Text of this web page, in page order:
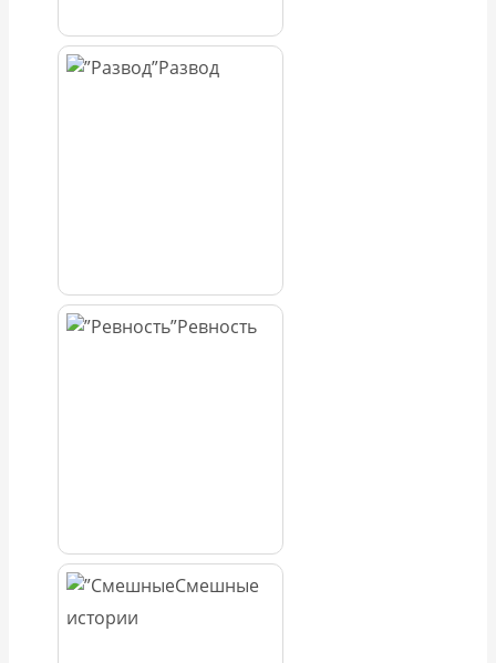
Развод
Ревность
Смешные
истории